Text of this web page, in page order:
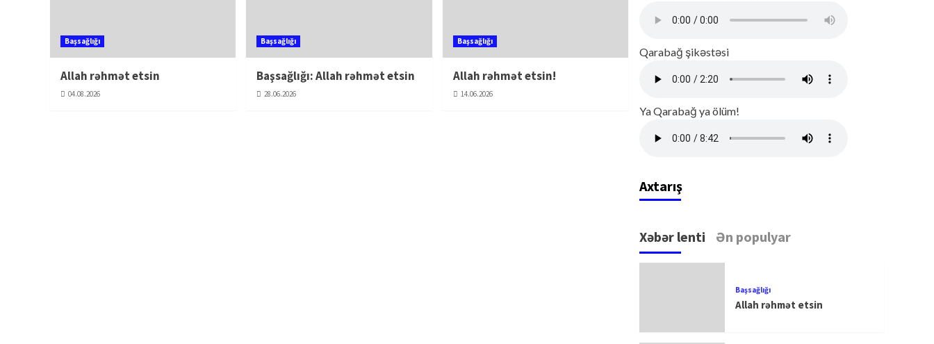
Başsağlığı
Allah rəhmət etsin
04.08.2026
Başsağlığı
Başsağlığı: Allah rəhmət etsin
28.06.2026
Başsağlığı
Allah rəhmət etsin!
14.06.2026
Qarabağ şikəstəsi
Ya Qarabağ ya ölüm!
Axtarış
Xəbər lenti Ən populyar
Başsağlığı
Allah rəhmət etsin